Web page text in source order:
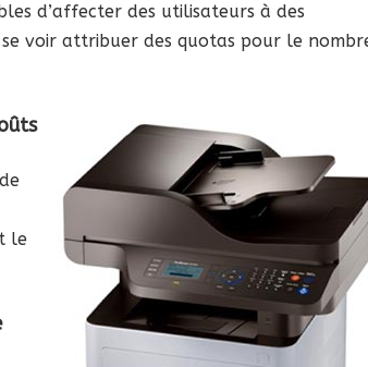
d’affecter des utilisateurs à des
voir attribuer des quotas pour le
le